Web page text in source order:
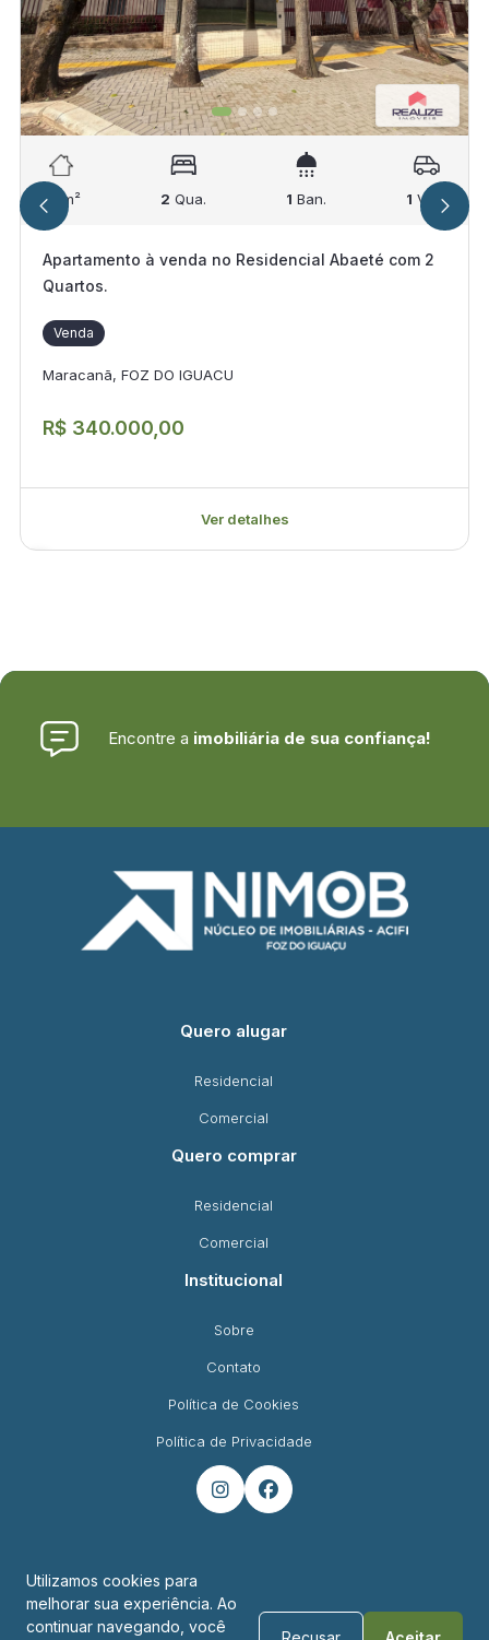
67 m² 2 Qua. 1 Ban. 1 Vag.
Apartamento à venda no Residencial Abaeté com 2
Quartos.
Venda
Maracanã, FOZ DO IGUACU
R$ 340.000,00
Ver detalhes
Encontre a imobiliária de sua confiança!
Quero alugar
Residencial
Comercial
Quero comprar
Residencial
Comercial
Institucional
Sobre
Contato
Política de Cookies
Política de Privacidade
 
Endereço
Utilizamos cookies para
melhorar sua experiência. Ao
continuar navegando, você